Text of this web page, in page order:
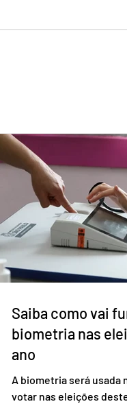
Saiba como vai
biometria nas
ano
A biometria será usada
votar nas eleições